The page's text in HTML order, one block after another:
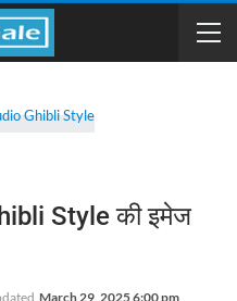
Style की इमेज
March 29, 2025 6:00 pm